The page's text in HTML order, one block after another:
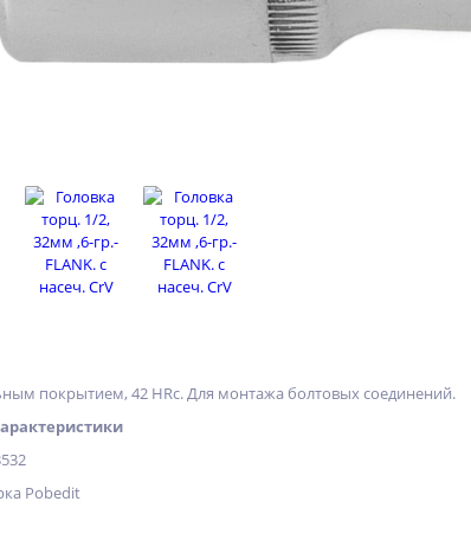
покрытием, 42 HRс. Для монтажа болтовых соединений.
Pobedit